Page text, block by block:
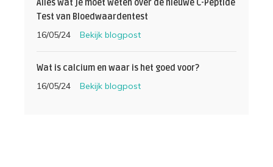
Alles wat je moet weten over de nieuwe C-Peptide
Test van Bloedwaardentest
16/05/24 Bekijk blogpost
Wat is calcium en waar is het goed voor?
16/05/24 Bekijk blogpost